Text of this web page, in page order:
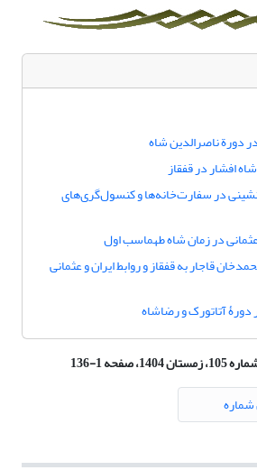
دورة ناصرالدین شاه
افشار در قفقاز
در سفارت‌خانه‌ها و کنسول‌گری‌های
در زمان شاه طهماسب اول
قاجار به قفقاز و روابط ایران و عثمانی
آتاتورک و رضاشاه
شماره